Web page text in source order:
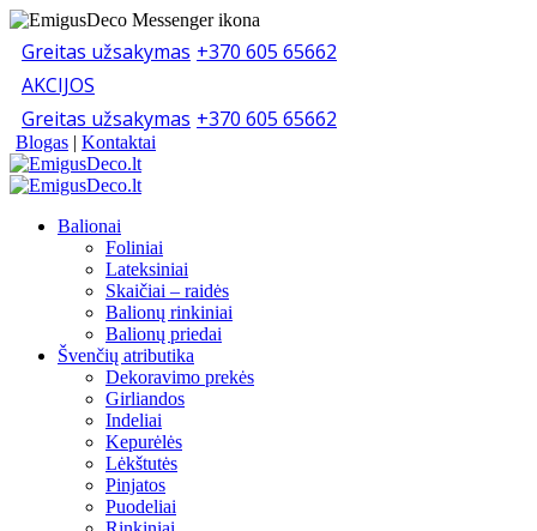
Greitas užsakymas +370 605 65662
AKCIJOS
Greitas užsakymas +370 605 65662
Blogas | Kontaktai
Balionai
Foliniai
Lateksiniai
Skaičiai – raidės
Balionų rinkiniai
Balionų priedai
Švenčių atributika
Dekoravimo prekės
Girliandos
Indeliai
Kepurėlės
Lėkštutės
Pinjatos
Puodeliai